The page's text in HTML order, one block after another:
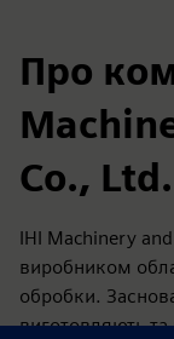
Про
Co., Ltd.
IHI Machinery
виробником
обробки.
виготовляють